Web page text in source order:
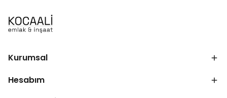
Kurumsal
Hesabım